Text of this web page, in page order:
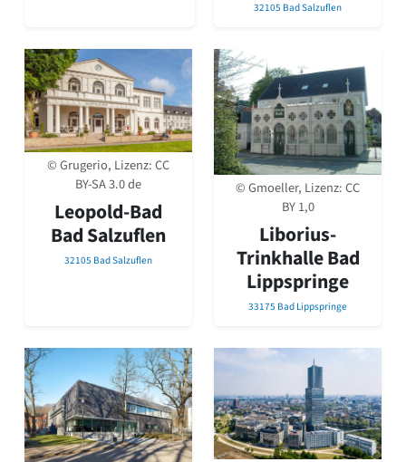
32105 Bad Salzuflen
© Grugerio, Lizenz:CC
BY-SA 3.0 de
Leopold-Bad
Bad Salzuflen
32105 Bad Salzuflen
© Gmoeller, Lizenz:CC
BY 1,0
Liborius-
Trinkhalle Bad
Lippspringe
33175 Bad Lippspringe